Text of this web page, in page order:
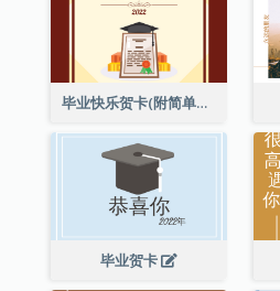
毕业快乐贺卡(附简单配图)
毕业贺卡